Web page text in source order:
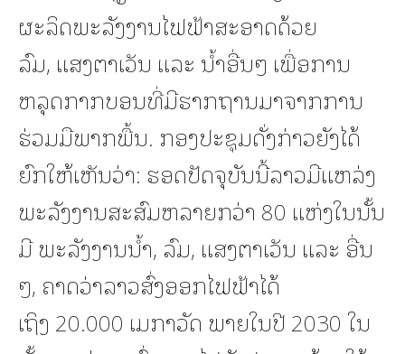
ຜະລິດພະລັງງານໄຟຟ້າສະອາດດ້ວຍ
ລົມ, ແສງຕາເວັນ ແລະ ນໍ້າອື່ນໆ ເພື່ອການ
ຫລຸດກາກບອນທີ່ມີຮາກຖານມາຈາກການ
ຮ່ວມມືພາກພື້ນ. ກອງປະຊຸມດັ່ງກ່າວຍັງໄດ້
ຍົກໃຫ້ເຫັນວ່າ: ຮອດປັດຈຸບັນນີ້ລາວມີແຫລ່ງ
ພະລັງງານສະສົມຫລາຍກວ່າ 80 ແຫ່ງໃນນັ້ນ
ມີ ພະລັງງານນໍ້າ, ລົມ, ແສງຕາເວັນ ແລະ ອື່ນ
ໆ, ຄາດວ່າລາວສົ່ງອອກໄຟຟ້າໄດ້
ເຖິງ 20.000 ເມກາວັດ ພາຍໃນປີ 2030 ໃນ